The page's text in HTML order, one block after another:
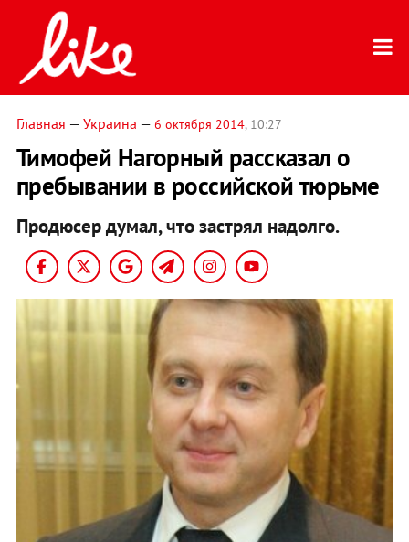
Главная — Украина — 6 октября 2014, 10:27
Тимофей Нагорный рассказал о
пребывании в российской тюрьме
Продюсер думал, что застрял надолго.